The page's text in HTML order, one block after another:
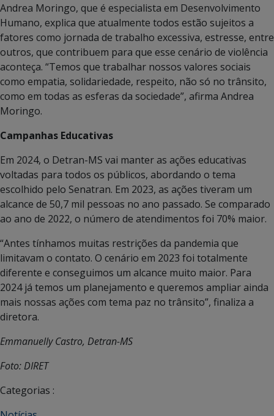
Andrea Moringo, que é especialista em Desenvolvimento
Humano, explica que atualmente todos estão sujeitos a
fatores como jornada de trabalho excessiva, estresse, entre
outros, que contribuem para que esse cenário de violência
aconteça. “Temos que trabalhar nossos valores sociais
como empatia, solidariedade, respeito, não só no trânsito,
como em todas as esferas da sociedade”, afirma Andrea
Moringo.
Campanhas Educativas
Em 2024, o Detran-MS vai manter as ações educativas
voltadas para todos os públicos, abordando o tema
escolhido pelo Senatran. Em 2023, as ações tiveram um
alcance de 50,7 mil pessoas no ano passado. Se comparado
ao ano de 2022, o número de atendimentos foi 70% maior.
“Antes tínhamos muitas restrições da pandemia que
limitavam o contato. O cenário em 2023 foi totalmente
diferente e conseguimos um alcance muito maior. Para
2024 já temos um planejamento e queremos ampliar ainda
mais nossas ações com tema paz no trânsito”, finaliza a
diretora.
Emmanuelly Castro, Detran-MS
Foto: DIRET
Categorias :